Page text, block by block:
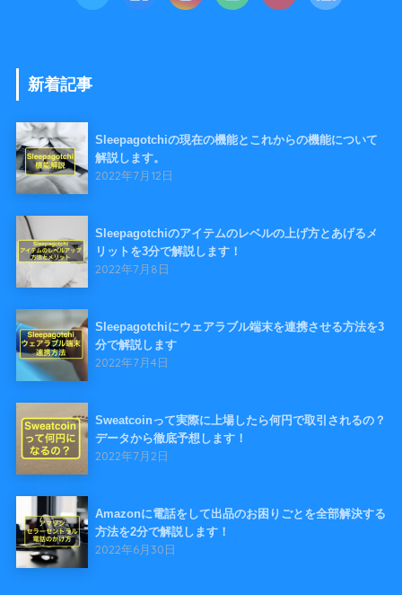
新着記事
Sleepagotchiの現在の機能とこれからの機能について
解説します。
2022年7月12日
Sleepagotchiのアイテムのレベルの上げ方とあげるメ
リットを3分で解説します！
2022年7月8日
Sleepagotchiにウェアラブル端末を連携させる方法を3
分で解説します
2022年7月4日
Sweatcoinって実際に上場したら何円で取引されるの？
データから徹底予想します！
2022年7月2日
Amazonに電話をして出品のお困りごとを全部解決する
方法を2分で解説します！
2022年6月30日